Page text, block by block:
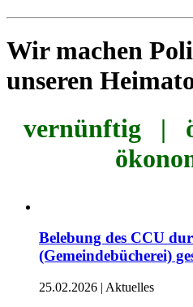
Wir machen
unseren
vernünftig |
Belebung des CCU
(Gemeindebücherei)
25.02.2026 | Aktuelles